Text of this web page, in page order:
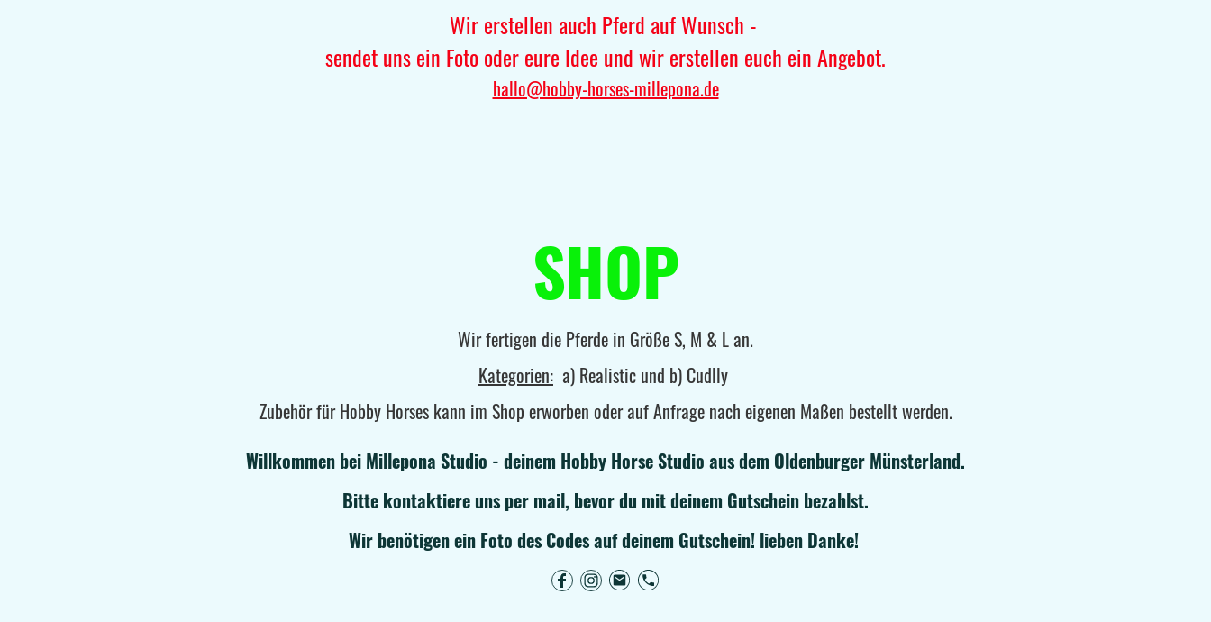
Wir erstellen auch Pferd auf Wunsch -
sendet uns ein Foto oder eure Idee und wir erstellen euch ein Angebot.
hallo@hobby-horses-millepona.de
SHOP
Wir fertigen die Pferde in Größe S, M & L an.
Kategorien: a) Realistic und b) Cudlly
Zubehör für Hobby Horses kann im Shop erworben oder auf Anfrage nach eigenen Maßen bestellt werden.
Willkommen bei Millepona Studio - deinem Hobby Horse Studio aus dem Oldenburger Münsterland.
Bitte kontaktiere uns per mail, bevor du mit deinem Gutschein bezahlst.
Wir benötigen ein Foto des Codes auf deinem Gutschein! lieben Danke!